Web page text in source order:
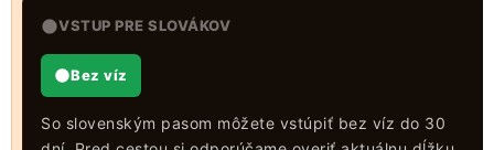
VSTUP PRE SLOVÁKOV
Bez víz
So slovenským pasom môžete vstúpiť bez víz do 30